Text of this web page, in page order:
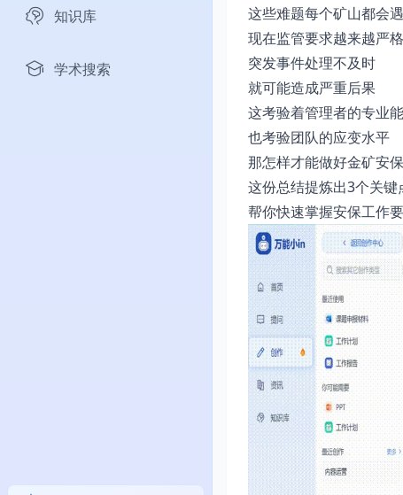
知识库
学术搜索
这些难题每个矿山都会
现在监管要求越来越严格
突发事件处理不及时
就可能造成严重后果
这考验着管理者的专业
也考验团队的应变水平
那怎样才能做好金矿安
这份总结提炼出3个关键
帮你快速掌握安保工作